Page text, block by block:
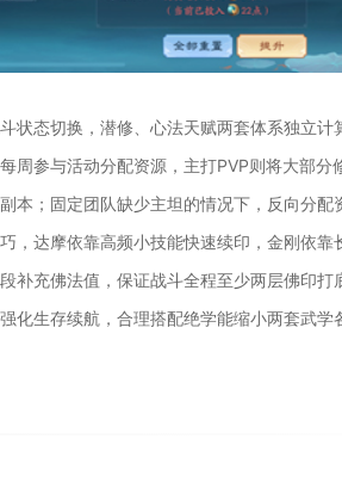
状态切换，潜修、心法天赋两套体系独立
周参与活动分配资源，主打PVP则将大部分
本；固定团队缺少主坦的情况下，反向分配
，达摩依靠高频小技能快速续印，金刚依靠
补充佛法值，保证战斗全程至少两层佛印打
化生存续航，合理搭配绝学能缩小两套武学